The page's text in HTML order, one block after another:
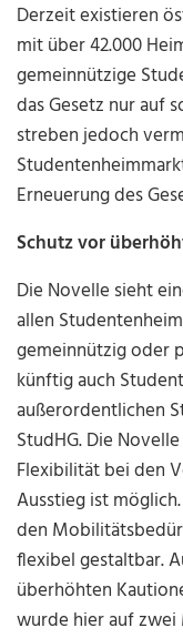
Derzeit existieren
mit über 42.000
gemeinnützige
das Gesetz nur auf
streben jedoch
Erneuerung des
Schutz vor
Die Novelle sieht
allen
gemeinnützig oder
künftig auch
außerordentlichen
StudHG. Die
Flexibilität bei den
Ausstieg ist
den
flexibel gestaltbar.
überhöhten
wurde hier auf